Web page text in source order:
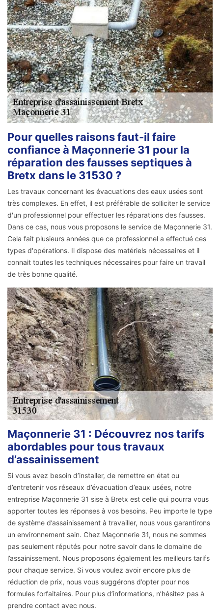
Pour quelles raisons faut-il faire
confiance à Maçonnerie 31 pour la
réparation des fausses septiques à
Bretx dans le 31530 ?
Les travaux concernant les évacuations des eaux usées sont
très complexes. En effet, il est préférable de solliciter le service
d'un professionnel pour effectuer les réparations des fausses.
Dans ce cas, nous vous proposons le service de Maçonnerie 31.
Cela fait plusieurs années que ce professionnel a effectué ces
types d'opérations. Il dispose des matériels nécessaires et il
connait toutes les techniques nécessaires pour faire un travail
de très bonne qualité.
Maçonnerie 31 : Découvrez nos tarifs
abordables pour tous travaux
d’assainissement
Si vous avez besoin d’installer, de remettre en état ou
d’entretenir vos réseaux d’évacuation d’eaux usées, notre
entreprise Maçonnerie 31 sise à Bretx est celle qui pourra vous
apporter toutes les réponses à vos besoins. Peu importe le type
de système d’assainissement à travailler, nous vous garantirons
un environnement sain. Chez Maçonnerie 31, nous ne sommes
pas seulement réputés pour notre savoir dans le domaine de
l’assainissement. Nous proposons également les meilleurs tarifs
pour chaque service. Si vous voulez avoir encore plus de
réduction de prix, nous vous suggérons d’opter pour nos
formules forfaitaires. Pour plus d’informations, n’hésitez pas à
prendre contact avec nous.